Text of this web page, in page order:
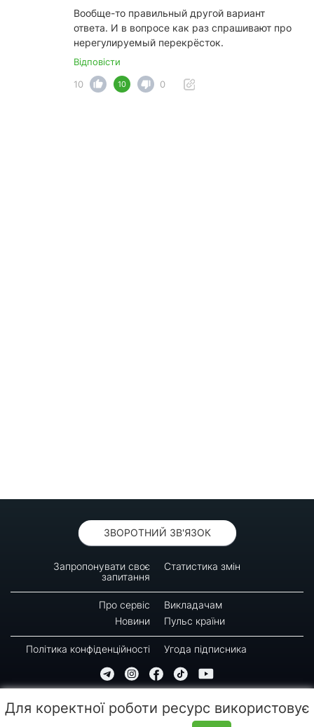
Вообще-то правильный другой вариант
ответа. И в вопросе как раз спрашивают про
нерегулируемый перекрёсток.
Відповісти
10
10 0
ЗВОРОТНИЙ ЗВ'ЯЗОК
Запропонувати своє
запитання
Статистика змін
Про сервіс
Викладачам
Новини
Пульс країни
Політика конфіденційності Угода підписника
Копіювання, передрук або використання матеріалів цієї сторінки для відтворення,
Для коректної роботи ресурс використовує